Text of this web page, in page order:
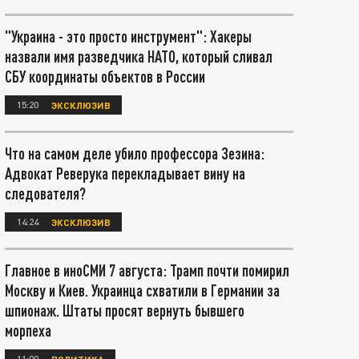
"Украина - это просто инструмент": Хакеры
назвали имя разведчика НАТО, который сливал
СБУ координаты объектов в России
15:20 ЭКСКЛЮЗИВ
Что на самом деле убило профессора Зезина:
Адвокат Реверука перекладывает вину на
следователя?
14:24 ЭКСКЛЮЗИВ
Главное в иноСМИ 7 августа: Трамп почти помирил
Москву и Киев. Украинца схватили в Германии за
шпионаж. Штаты просят вернуть бывшего
морпеха